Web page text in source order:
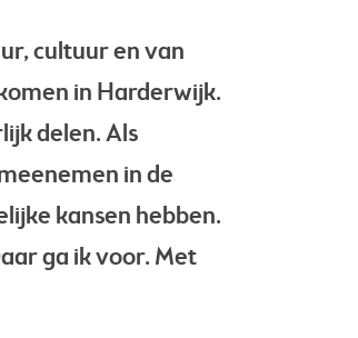
cultuur en van
in Harderwijk.
delen. Als
in de
kansen hebben.
ga ik voor. Met